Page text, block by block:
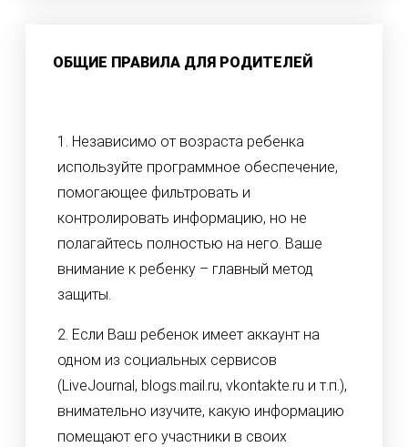
ОБЩИЕ ПРАВИЛА ДЛЯ РОДИТЕЛЕЙ
1. Независимо от возраста ребенка
используйте программное обеспечение,
помогающее фильтровать и
контролировать информацию, но не
полагайтесь полностью на него. Ваше
внимание к ребенку – главный метод
защиты.
2. Если Ваш ребенок имеет аккаунт на
одном из социальных сервисов
(LiveJournal, blogs.mail.ru, vkontakte.ru и т.п.),
внимательно изучите, какую информацию
помещают его участники в своих